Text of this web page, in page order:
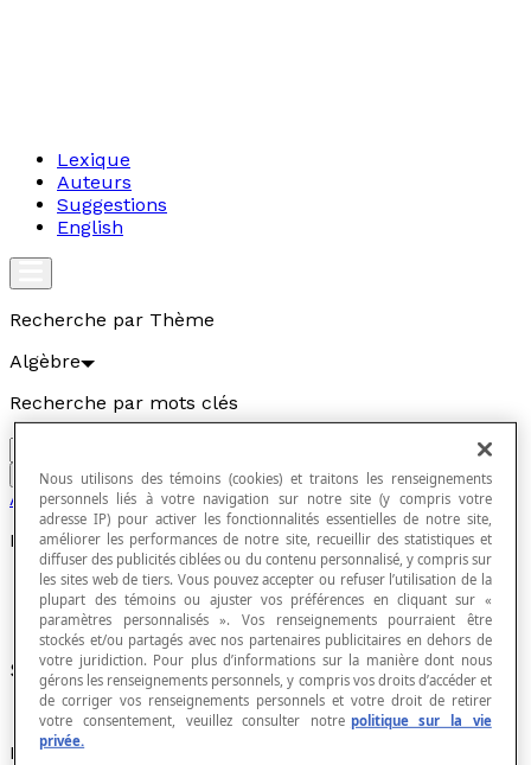
Lexique
Auteurs
Suggestions
English
Recherche par Thème
Algèbre
Recherche par mots clés
Aller
Algèbre
Équation polynomiale
Synonyme d'équation algébrique
Recherche par thème
Nous utilisons des témoins (cookies) et traitons les renseignements
personnels liés à votre navigation sur notre site (y compris votre
adresse IP) pour activer les fonctionnalités essentielles de notre site,
améliorer les performances de notre site, recueillir des statistiques et
diffuser des publicités ciblées ou du contenu personnalisé, y compris sur
les sites web de tiers. Vous pouvez accepter ou refuser l’utilisation de la
plupart des témoins ou ajuster vos préférences en cliquant sur «
paramètres personnalisés ». Vos renseignements pourraient être
stockés et/ou partagés avec nos partenaires publicitaires en dehors de
votre juridiction. Pour plus d’informations sur la manière dont nous
gérons les renseignements personnels, y compris vos droits d’accéder et
de corriger vos renseignements personnels et votre droit de retirer
votre consentement, veuillez consulter notre politique sur la vie
privée.